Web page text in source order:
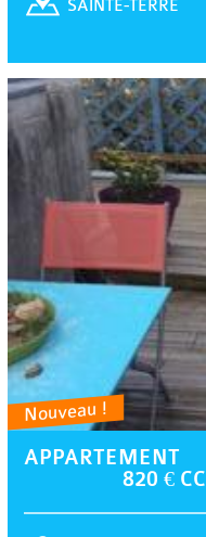
SAINTE-TERRE
Nouveau !
APPARTEMENT
820 € CC